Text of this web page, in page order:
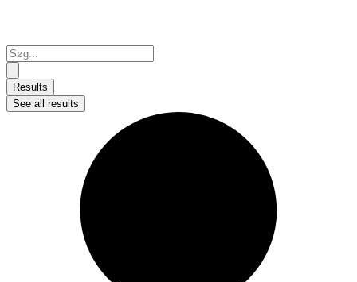
Search
...
Results
See all results